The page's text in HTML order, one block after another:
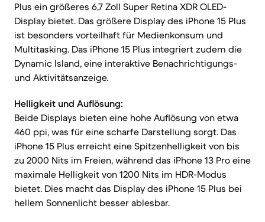
Plus ein größeres 6,7 Zoll Super Retina XDR OLED-
Display bietet. Das größere Display des iPhone 15 Plus
ist besonders vorteilhaft für Medienkonsum und
Multitasking. Das iPhone 15 Plus integriert zudem die
Dynamic Island, eine interaktive Benachrichtigungs-
und Aktivitätsanzeige.
Helligkeit und Auflösung:
Beide Displays bieten eine hohe Auflösung von etwa
460 ppi, was für eine scharfe Darstellung sorgt. Das
iPhone 15 Plus erreicht eine Spitzenhelligkeit von bis
zu 2000 Nits im Freien, während das iPhone 13 Pro eine
maximale Helligkeit von 1200 Nits im HDR-Modus
bietet. Dies macht das Display des iPhone 15 Plus bei
hellem Sonnenlicht besser ablesbar.